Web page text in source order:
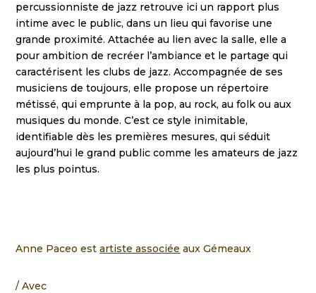
Anne Paceo estartiste associée aux Gémeaux
Avec
percussionniste de jazz retrouve ici un rapport plus
intime avec le public, dans un lieu qui favorise une
grande proximité. Attachée au lien avec la salle, elle a
pour ambition de recréer l’ambiance et le partage qui
caractérisent les clubs de jazz. Accompagnée de ses
musiciens de toujours, elle propose un répertoire
métissé, qui emprunte à la pop, au rock, au folk ou aux
musiques du monde. C’est ce style inimitable,
identifiable dès les premières mesures, qui séduit
aujourd’hui le grand public comme les amateurs de jazz
les plus pointus.